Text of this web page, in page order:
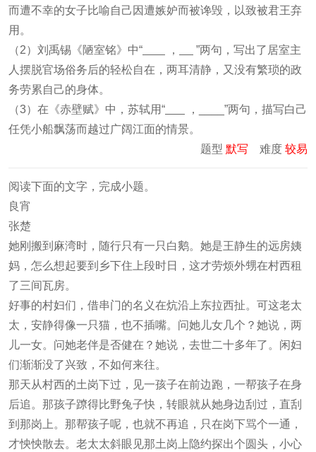
而遭不幸的女子比喻自己因遭嫉妒而被谗毁，以致被君王弃
用。
（2）刘禹锡《陋室铭》中“
，
”两句，写出了居室主
人摆脱官场俗务后的轻松自在，两耳清静，又没有繁琐的政
务劳累自己的身体。
（3）在《赤壁赋》中，苏轼用“
，____”两句，描写白己
任凭小船飘荡而越过广阔江面的情景。
题型 默写 难度 较易
阅读下面的文字，完成小题。
良宵
张楚
她刚搬到麻湾时，随行只有一只白鹅。她是王静生的远房姨
妈，怎么想起要到乡下住上段时日，这才劳烦外甥在村西租
了三间瓦房。
好事的村妇们，借串门的名义在炕沿上东拉西扯。可这老太
太，安静得像一只猫，也不插嘴。问她儿女几个？她说，两
儿一女。问她老伴是否健在？她说，去世二十多年了。闲妇
们渐渐没了兴致，不如何来往。
那天从村西的土岗下过，见一孩子在前边跑，一帮孩子在身
后追。那孩子蹽得比野兔子快，转眼就从她身边刮过，直刮
到那岗上。那帮孩子呢，也就不再追，只在岗下骂个一通，
才怏怏散去。老太太斜眼见那土岗上隐约探出个圆头，小心